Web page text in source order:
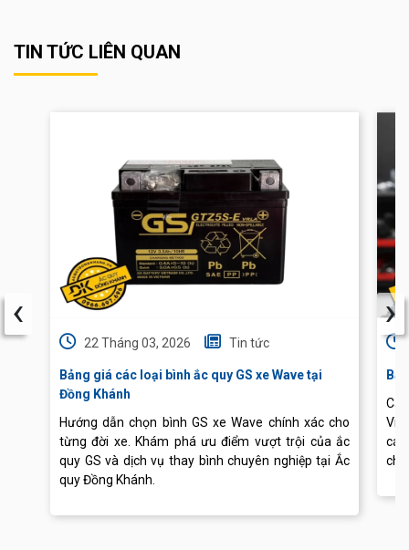
TIN TỨC LIÊN QUAN
22 Tháng 03, 2026 Tin tức
Bảng giá các loại bình ắc quy GS xe Wave tại
Đồng Khánh
Hướng dẫn chọn bình GS xe Wave chính xác cho
từng đời xe. Khám phá ưu điểm vượt trội của ắc
quy GS và dịch vụ thay bình chuyên nghiệp tại Ắc
quy Đồng Khánh.
‹ ›